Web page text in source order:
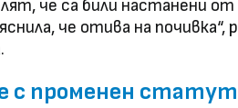
че са били настанени от
че отива на
с променен статут,